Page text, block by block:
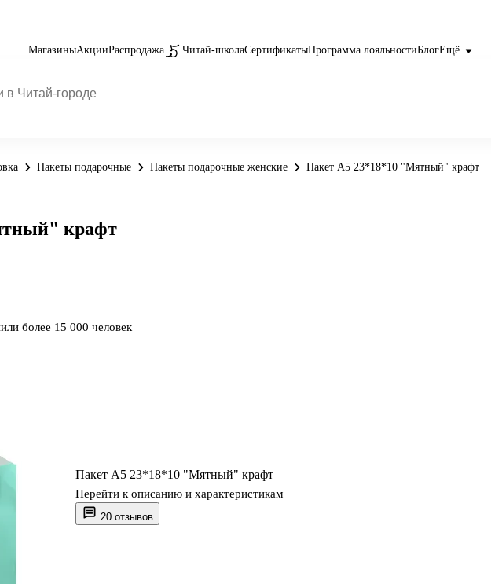
МагазиныАкцииРаспродажа Читай-школаСертификатыПрограмма лояльностиБлогЕщё
Пакеты подарочные Пакеты подарочные женские Пакет А5 23*18*10 "Мятный" крафт
20 отзывов
Пакет А5 23*18*10 "Мятный" крафт
Перейти к описанию и характеристикам
крафт
более 15 000 человек